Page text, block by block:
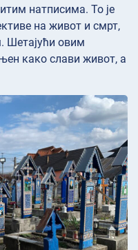
натписима. То је
на живот и смрт,
Шетајући овим
како слави живот, а